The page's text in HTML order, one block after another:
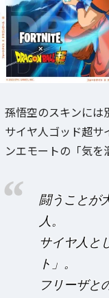
孫悟空のスキンには
サイヤ人ゴッド超サ
ンエモートの「気を
闘うことが
人。
サイヤ人と
ト」。
フリーザと